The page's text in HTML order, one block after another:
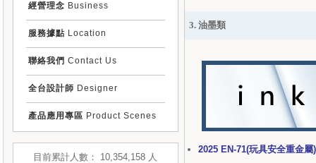
經營理念 Business
服務據點 Location
聯絡我們 Contact Us
全台設計師 Designer
產品應用專區 Product Scenes
目前累計人數： 10,354,158 人
3. 油墨類
2025 EN-71(玩具安全重金屬)